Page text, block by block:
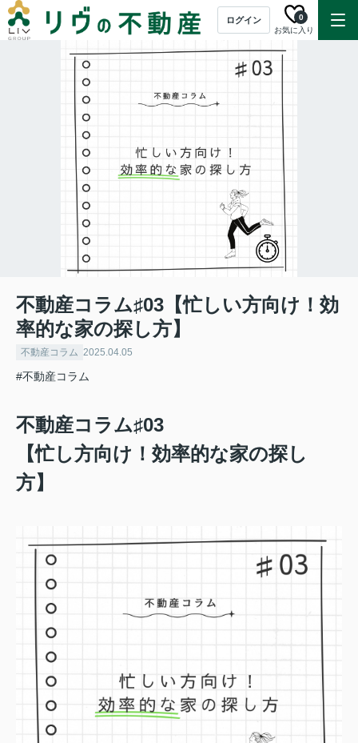
ログイン
お気に入り
0
不動産コラム♯03【忙しい方向け！効
率的な家の探し方】
不動産コラム 2025.04.05
#不動産コラム
不動産コラム♯03
【忙し方向け！効率的な家の探し
方】